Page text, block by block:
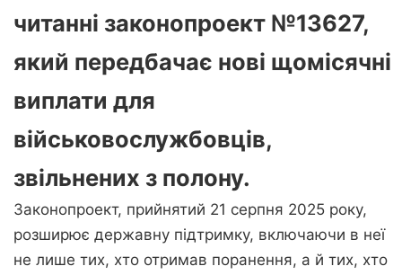
читанні законопроект №13627,
який передбачає нові щомісячні
виплати для
військовослужбовців,
звільнених з полону.
Законопроект, прийнятий 21 серпня 2025 року,
розширює державну підтримку, включаючи в неї
не лише тих, хто отримав поранення, а й тих, хто